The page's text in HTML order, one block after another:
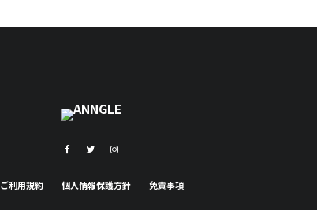
ご利用規約 個人情報保護方針 免責事項